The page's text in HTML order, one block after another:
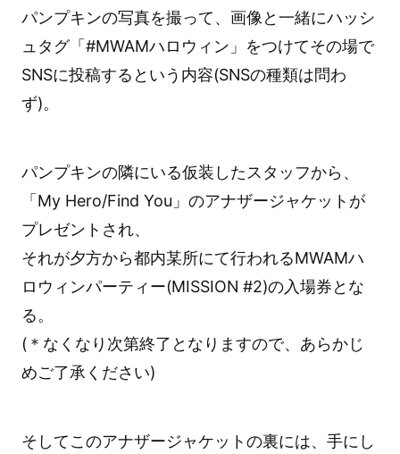
パンプキンの写真を撮って、画像と一緒にハッシ
ュタグ「#MWAMハロウィン」をつけてその場で
SNSに投稿するという内容(SNSの種類は問わ
ず)。
パンプキンの隣にいる仮装したスタッフから、
「My Hero/Find You」のアナザージャケットが
プレゼントされ、
それが夕方から都内某所にて行われるMWAMハ
ロウィンパーティー(MISSION #2)の入場券とな
る。
(＊なくなり次第終了となりますので、あらかじ
めご了承ください)
そしてこのアナザージャケットの裏には、手にし